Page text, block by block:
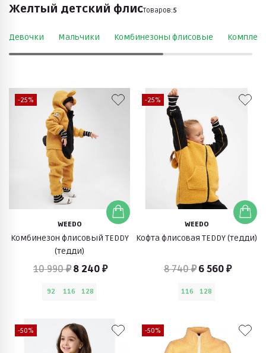
Желтый детский флисТоваров:5
Девочки Мальчики Комбинезоны флисовые
-25%
WEEDO
Комбинезон флисовый TEDDY
(тедди)
10 990 ₽ 8 240 ₽
92 116 128
-25%
WEEDO
Кофта флисовая TEDDY (тедди)
8 740 ₽ 6 560 ₽
116 128
-50% -50%